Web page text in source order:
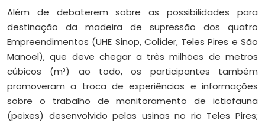
Além de debaterem sobre as possibilidades para
destinação da madeira de supressão dos quatro
Empreendimentos (UHE Sinop, Colíder, Teles Pires e São
Manoel), que deve chegar a três milhões de metros
cúbicos (m³) ao todo, os participantes também
promoveram a troca de experiências e informações
sobre o trabalho de monitoramento de ictiofauna
(peixes) desenvolvido pelas usinas no rio Teles Pires;